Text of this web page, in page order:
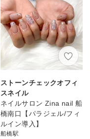
ストーンチェックオフィ
スネイル
ネイルサロン Zina nail 船
橋南口【パラジェル/フィ
ルイン導入】
船橋駅